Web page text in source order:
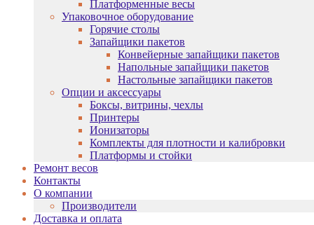
Платформенные весы
Упаковочное оборудование
Горячие столы
Запайщики пакетов
Конвейерные запайщики пакетов
Напольные запайщики пакетов
Настольные запайщики пакетов
Опции и аксессуары
Боксы, витрины, чехлы
Принтеры
Ионизаторы
Комплекты для плотности и калибровки
Платформы и стойки
Ремонт весов
Контакты
О компании
Производители
Доставка и оплата